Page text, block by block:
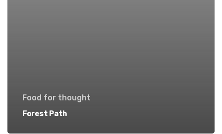
Food for thought
Forest Path